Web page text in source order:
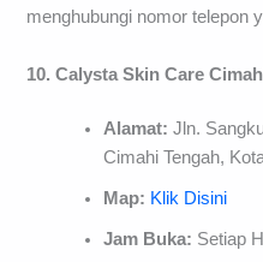
menghubungi nomor telepon
10. Calysta Skin Care
Alamat: Jln.
Cimahi Tengah,
Map: Klik Disini
Jam Buka: Setiap